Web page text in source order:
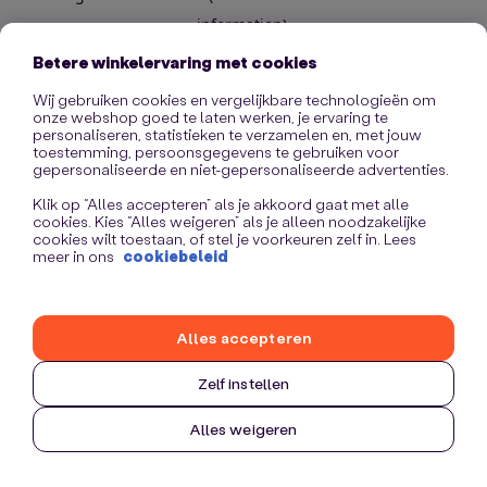
information).
Betere winkelervaring met cookies
Wij gebruiken cookies en vergelijkbare technologieën om
onze webshop goed te laten werken, je ervaring te
personaliseren, statistieken te verzamelen en, met jouw
toestemming, persoonsgegevens te gebruiken voor
gepersonaliseerde en niet-gepersonaliseerde advertenties.
Klik op “Alles accepteren” als je akkoord gaat met alle
cookies. Kies “Alles weigeren” als je alleen noodzakelijke
cookies wilt toestaan, of stel je voorkeuren zelf in. Lees
meer in ons cookiebeleid
Zelf instellen
Alles weigeren
Alles accepteren